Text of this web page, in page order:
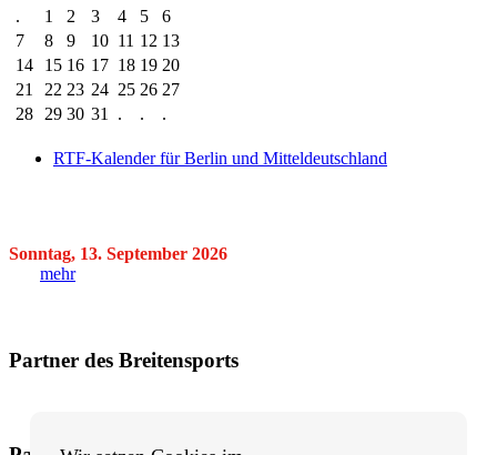
.
1 2 3 4 5
6
7
8 9 10 11 12 13
14
15 16 17 18 19 20
21
22 23 24 25 26 27
28
29 30 31 . . .
RTF-Kalender für Berlin und Mitteldeutschland
Sonntag, 13. September 2026
mehr
Partner des Breitensports